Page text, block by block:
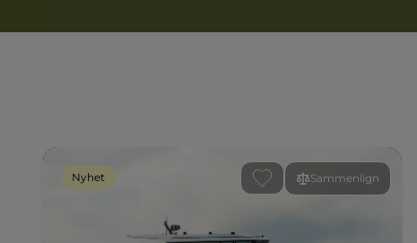
Sammenlign
Nyhet